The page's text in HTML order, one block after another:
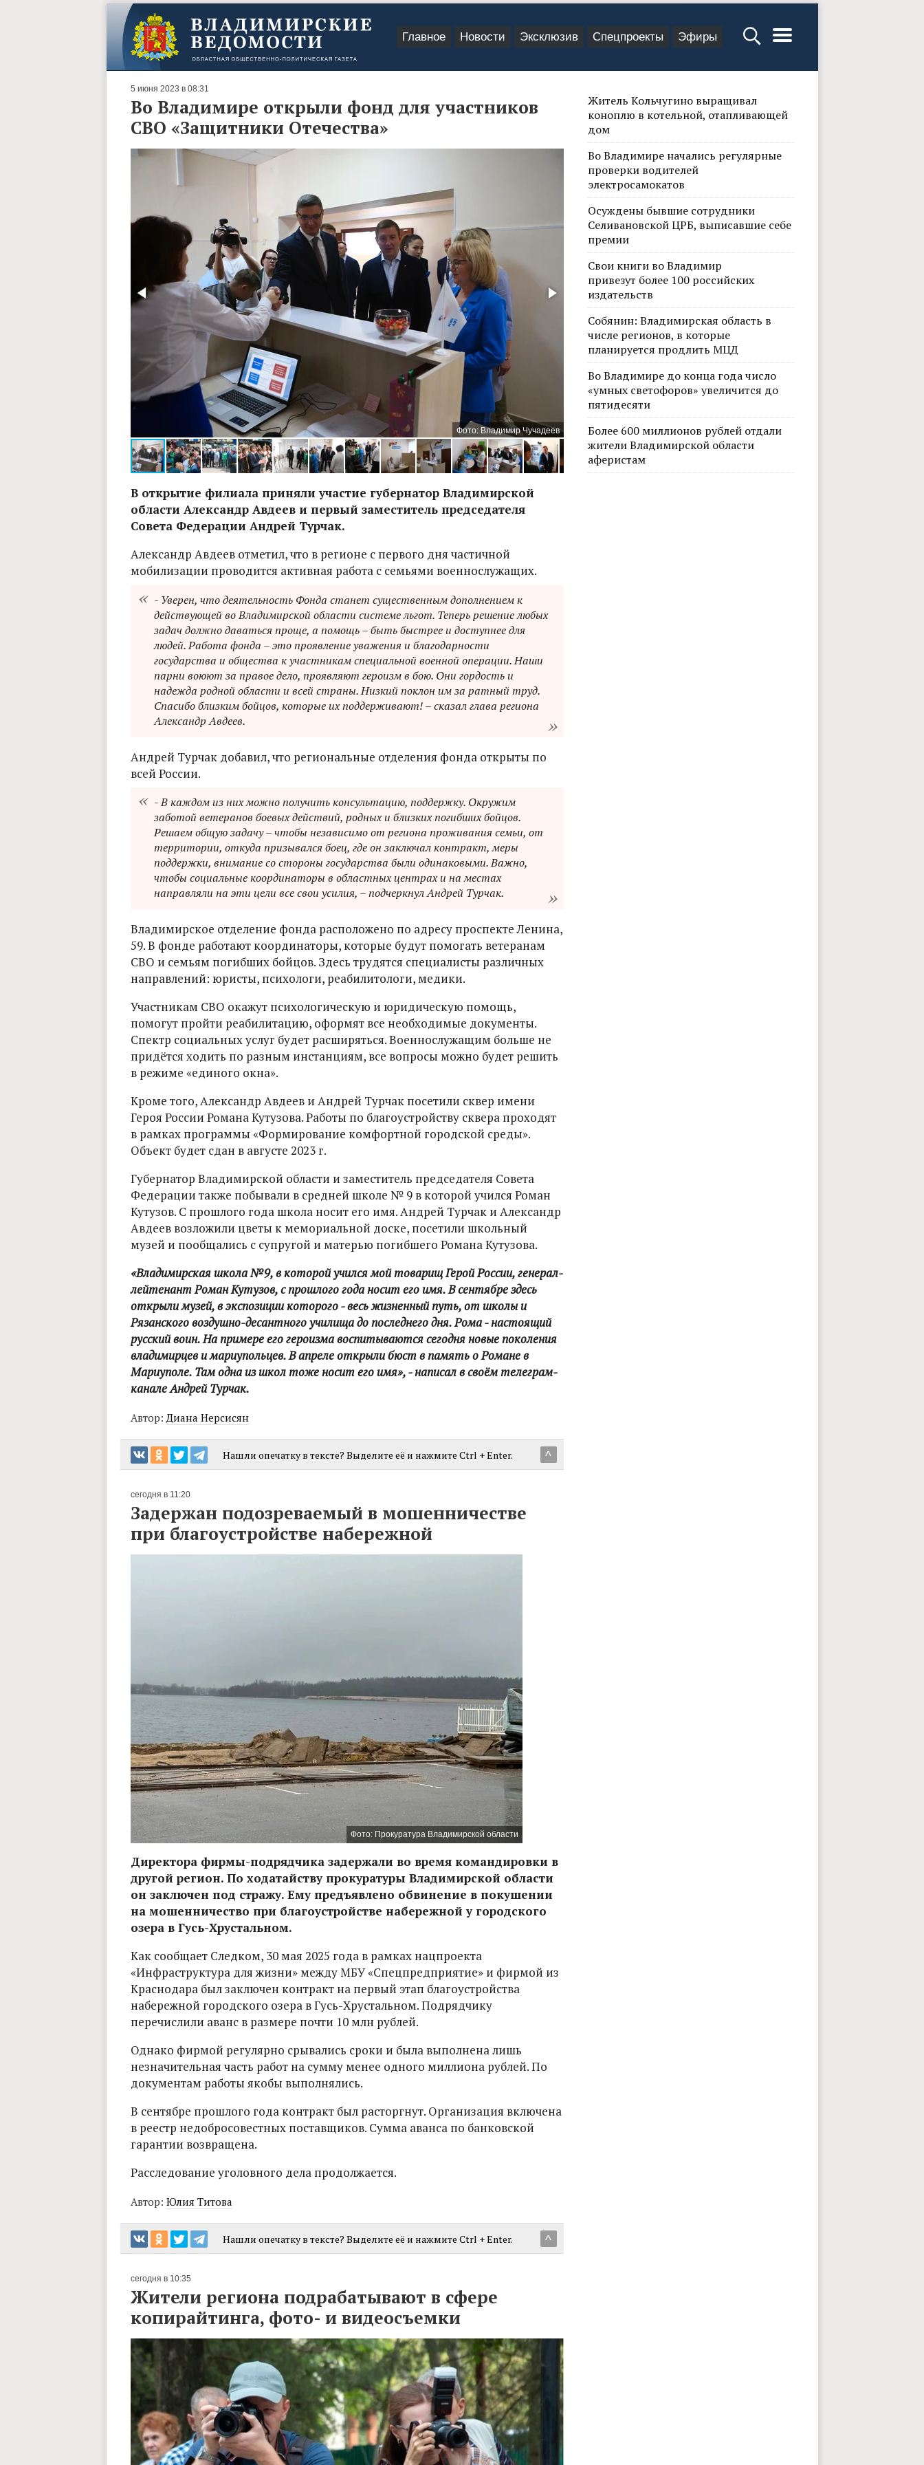
Главное Новости Эксклюзив Спецпроекты Эфиры
5 июня 2023 в 08:31
Во Владимире открыли фонд для участников
СВО «Защитники Отечества»
Фото: Владимир Чучадеев
В открытие филиала приняли участие губернатор Владимирской
области Александр Авдеев и первый заместитель председателя
Совета Федерации Андрей Турчак.
Александр Авдеев отметил, что в регионе с первого дня частичной
мобилизации проводится активная работа с семьями военнослужащих.
- Уверен, что деятельность Фонда станет существенным дополнением к
действующей во Владимирской области системе льгот. Теперь решение любых
задач должно даваться проще, а помощь – быть быстрее и доступнее для
людей. Работа фонда – это проявление уважения и благодарности
государства и общества к участникам специальной военной операции. Наши
парни воюют за правое дело, проявляют героизм в бою. Они гордость и
надежда родной области и всей страны. Низкий поклон им за ратный труд.
Спасибо близким бойцов, которые их поддерживают! – сказал глава региона
Александр Авдеев.
Андрей Турчак добавил, что региональные отделения фонда открыты по
всей России.
- В каждом из них можно получить консультацию, поддержку. Окружим
заботой ветеранов боевых действий, родных и близких погибших бойцов.
Решаем общую задачу – чтобы независимо от региона проживания семьи, от
территории, откуда призывался боец, где он заключал контракт, меры
поддержки, внимание со стороны государства были одинаковыми. Важно,
чтобы социальные координаторы в областных центрах и на местах
направляли на эти цели все свои усилия, – подчеркнул Андрей Турчак.
Владимирское отделение фонда расположено по адресу проспекте Ленина,
59. В фонде работают координаторы, которые будут помогать ветеранам
СВО и семьям погибших бойцов. Здесь трудятся специалисты различных
направлений: юристы, психологи, реабилитологи, медики.
Участникам СВО окажут психологическую и юридическую помощь,
помогут пройти реабилитацию, оформят все необходимые документы.
Спектр социальных услуг будет расширяться. Военнослужащим больше не
придётся ходить по разным инстанциям, все вопросы можно будет решить
в режиме «единого окна».
Кроме того, Александр Авдеев и Андрей Турчак посетили сквер имени
Героя России Романа Кутузова. Работы по благоустройству сквера проходят
в рамках программы «Формирование комфортной городской среды».
Объект будет сдан в августе 2023 г.
Губернатор Владимирской области и заместитель председателя Совета
Федерации также побывали в средней школе № 9 в которой учился Роман
Кутузов. С прошлого года школа носит его имя. Андрей Турчак и Александр
Авдеев возложили цветы к мемориальной доске, посетили школьный
музей и пообщались с супругой и матерью погибшего Романа Кутузова.
«Владимирская школа №9, в которой учился мой товарищ Герой России, генерал-
лейтенант Роман Кутузов, с прошлого года носит его имя. В сентябре здесь
открыли музей, в экспозиции которого - весь жизненный путь, от школы и
Рязанского воздушно-десантного училища до последнего дня. Рома - настоящий
русский воин. На примере его героизма воспитываются сегодня новые поколения
владимирцев и мариупольцев. В апреле открыли бюст в память о Романе в
Мариуполе. Там одна из школ тоже носит его имя», - написал в своём телеграм-
канале Андрей Турчак.
Автор:Диана Нерсисян
^
Нашли опечатку в тексте? Выделите её и нажмите Ctrl + Enter.
сегодня в 11:20
Задержан подозреваемый в мошенничестве
при благоустройстве набережной
Фото: Прокуратура Владимирской области
Директора фирмы-подрядчика задержали во время командировки в
другой регион. По ходатайству прокуратуры Владимирской области
он заключен под стражу. Ему предъявлено обвинение в покушении
на мошенничество при благоустройстве набережной у городского
озера в Гусь-Хрустальном.
Как сообщает Следком, 30 мая 2025 года в рамках нацпроекта
«Инфраструктура для жизни» между МБУ «Спецпредприятие» и фирмой из
Краснодара был заключен контракт на первый этап благоустройства
набережной городского озера в Гусь-Хрустальном. Подрядчику
перечислили аванс в размере почти 10 млн рублей.
Однако фирмой регулярно срывались сроки и была выполнена лишь
незначительная часть работ на сумму менее одного миллиона рублей. По
документам работы якобы выполнялись.
В сентябре прошлого года контракт был расторгнут. Организация включена
в реестр недобросовестных поставщиков. Сумма аванса по банковской
гарантии возвращена.
Расследование уголовного дела продолжается.
Автор: Юлия Титова
^
Нашли опечатку в тексте? Выделите её и нажмите Ctrl + Enter.
сегодня в 10:35
Жители региона подрабатывают в сфере
копирайтинга, фото- и видеосъемки
Житель Кольчугино выращивал
коноплю в котельной, отапливающей
дом
Во Владимире начались регулярные
проверки водителей
электросамокатов
Осуждены бывшие сотрудники
Селивановской ЦРБ, выписавшие себе
премии
Свои книги во Владимир
привезут более 100 российских
издательств
Собянин: Владимирская область в
числе регионов, в которые
планируется продлить МЦД
Во Владимире до конца года число
«умных светофоров» увеличится до
пятидесяти
Более 600 миллионов рублей отдали
жители Владимирской области
аферистам